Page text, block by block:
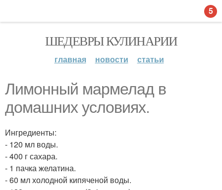
ШЕДЕВРЫ КУЛИНАРИИ
главная новости статьи
Лимонный мармелад в
домашних условиях.
Ингредиенты:
- 120 мл воды.
- 400 г сахара.
- 1 пачка желатина.
- 60 мл холодной кипяченой воды.
5